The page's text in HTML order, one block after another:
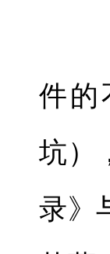
件的
坑）
录》